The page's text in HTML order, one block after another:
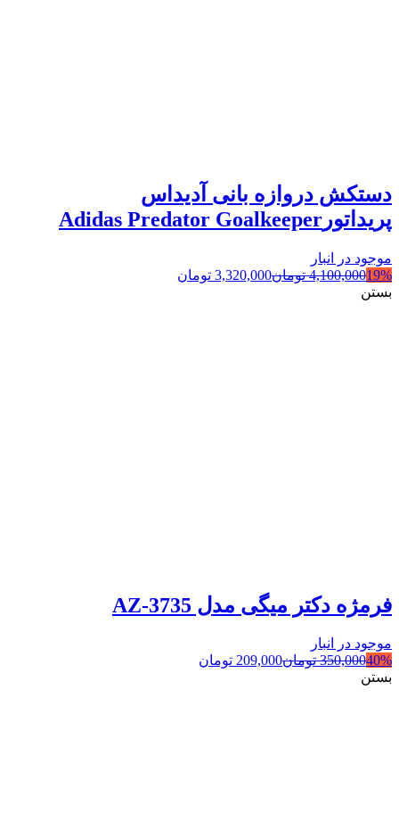
دستکش دروازه بانی آدیداس
پریداتورAdidas Predator Goalkeeper
موجود در انبار
19%
4,100,000 تومان3,320,000 تومان
بستن
فرمژه دکتر میگی مدل AZ-3735
موجود در انبار
40%
350,000 تومان209,000 تومان
بستن